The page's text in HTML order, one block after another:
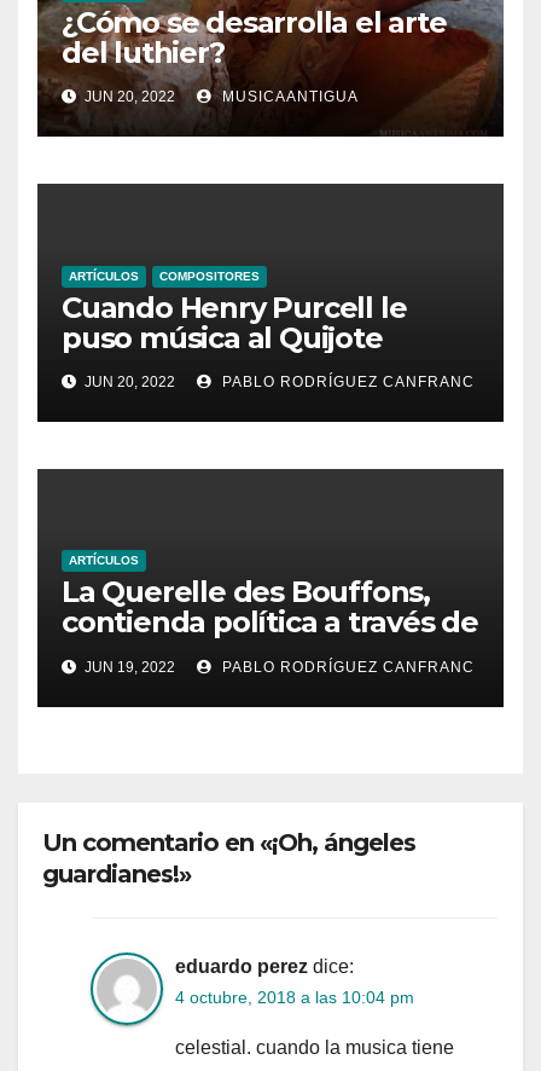
¿Cómo se desarrolla el arte
del luthier?
JUN 20, 2022 MUSICAANTIGUA
ARTÍCULOS COMPOSITORES
Cuando Henry Purcell le
puso música al Quijote
JUN 20, 2022 PABLO RODRÍGUEZ CANFRANC
ARTÍCULOS
La Querelle des Bouffons,
contienda política a través de
la ópera
JUN 19, 2022 PABLO RODRÍGUEZ CANFRANC
Un comentario en «¡Oh, ángeles
guardianes!»
eduardo perez dice:
4 octubre, 2018 a las 10:04 pm
celestial. cuando la musica tiene